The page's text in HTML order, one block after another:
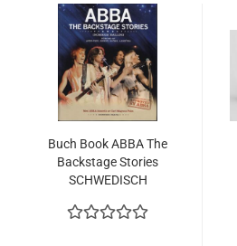
Buch Book ABBA The
Backstage Stories
SCHWEDISCH